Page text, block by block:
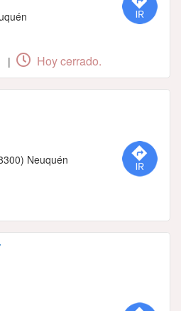
| Hoy cerrado.
Neuquén